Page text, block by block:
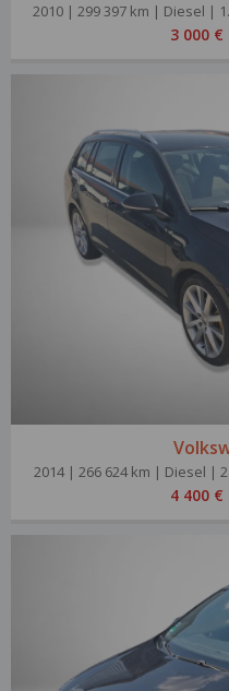
2010 | 299 397 km | Diesel |
3 000 €
2014 | 266 624 km | Diesel |
4 400 €